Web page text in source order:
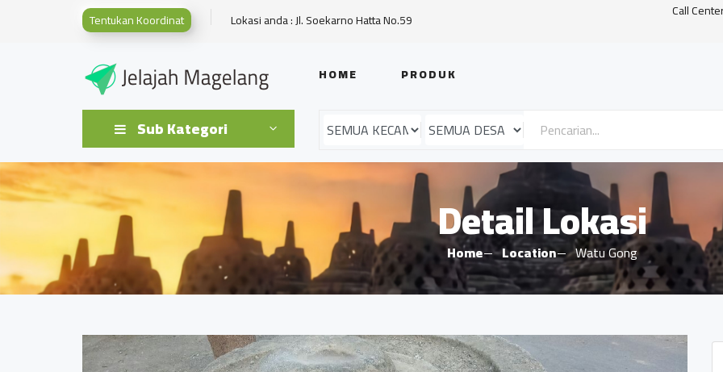
Tentukan Koordinat Lokasi anda : Jl. Soekarno Hatta No.59 Call
HOME PRODUK
Sub Kategori
Detail Lokasi
Home Location Watu Gong